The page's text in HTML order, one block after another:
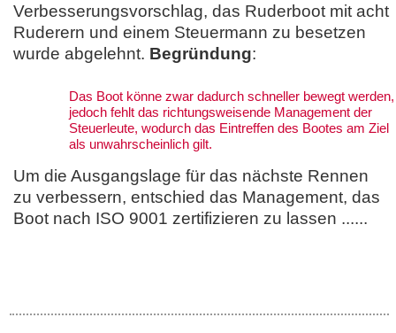
Verbesserungsvorschlag, das Ruderboot mit acht
Ruderern und einem Steuermann zu besetzen
wurde abgelehnt. Begründung:
Das Boot könne zwar dadurch schneller bewegt werden,
jedoch fehlt das richtungsweisende Management der
Steuerleute, wodurch das Eintreffen des Bootes am Ziel
als unwahrscheinlich gilt.
Um die Ausgangslage für das nächste Rennen
zu verbessern, entschied das Management, das
Boot nach ISO 9001 zertifizieren zu lassen ......